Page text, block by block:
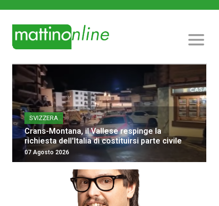
SVIZZERA
Crans-Montana, il Vallese respinge la
richiesta dell'Italia di costituirsi parte civile
07 Agosto 2026